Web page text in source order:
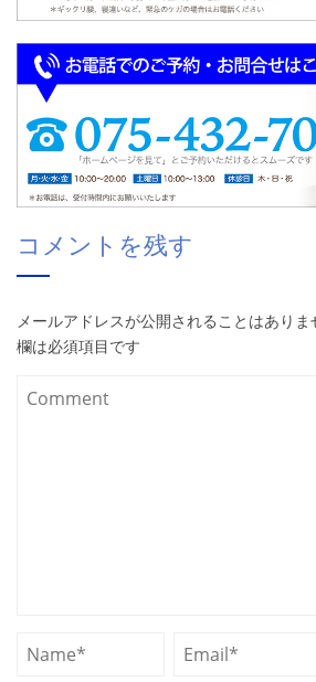
コメントを残す
メールアドレスが公開されることはありま
欄は必須項目です